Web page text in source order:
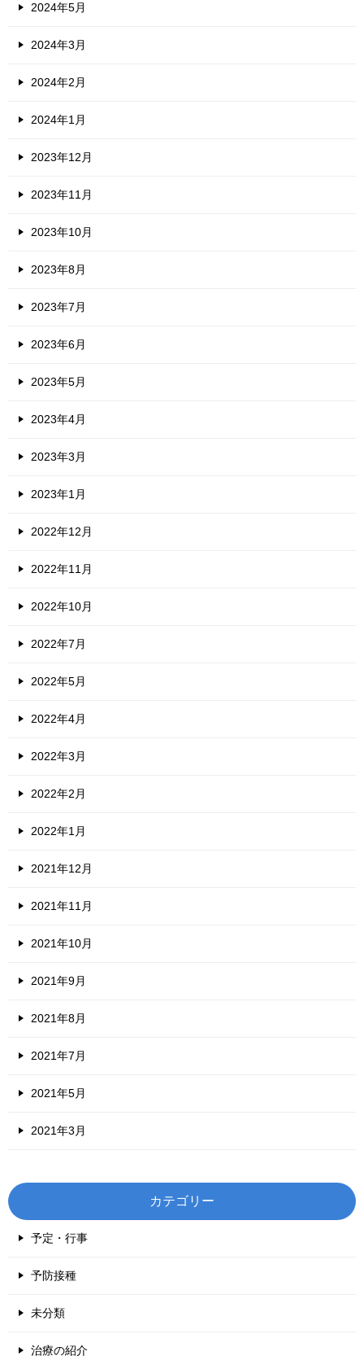
2024年5月
2024年3月
2024年2月
2024年1月
2023年12月
2023年11月
2023年10月
2023年8月
2023年7月
2023年6月
2023年5月
2023年4月
2023年3月
2023年1月
2022年12月
2022年11月
2022年10月
2022年7月
2022年5月
2022年4月
2022年3月
2022年2月
2022年1月
2021年12月
2021年11月
2021年10月
2021年9月
2021年8月
2021年7月
2021年5月
2021年3月
カテゴリー
予定・行事
予防接種
未分類
治療の紹介